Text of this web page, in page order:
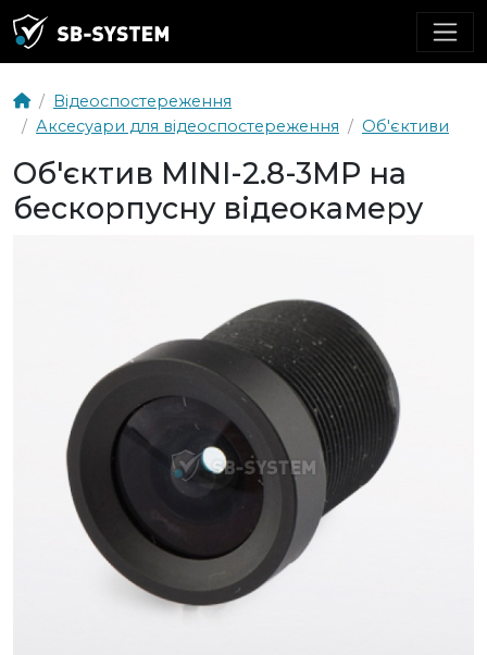
Відеоспостереження
Аксесуари для відеоспостереження
Об'єктиви
Об'єктив MINI-2.8-3MP на
бескорпусну відеокамеру